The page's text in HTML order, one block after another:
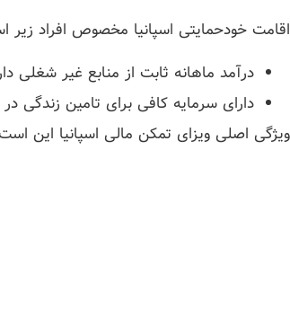
اقامت خودحمایتی اسپانیا مخصوص افراد زیر
درآمد ماهانه ثابت از منابع غیر شغلی
دارای سرمایه کافی برای تامین زندگی در
ویژگی اصلی ویزای تمکن مالی اسپانیا این